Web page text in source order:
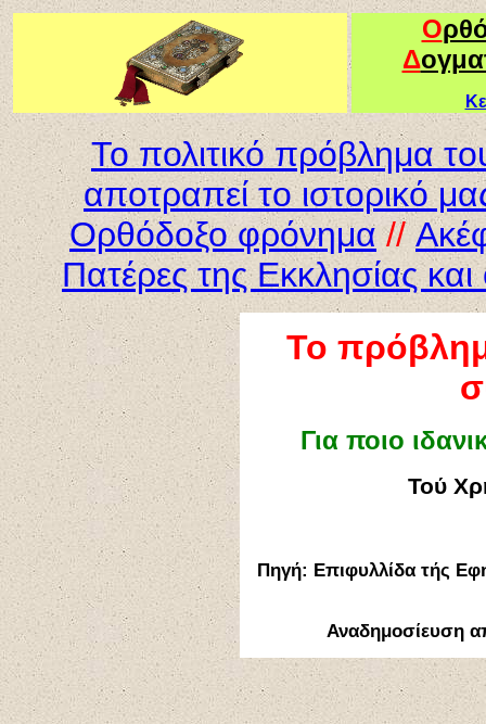
Ο
Δ
Το πολιτικό πρόβλημα
αποτραπεί το ιστορικό
Ορθόδοξο φρόνημα //
Πατέρες της Εκκλησίας
Το
Για ποιο
Τού
Πηγή: Επιφυλλίδα τής
Αναδημοσίευση